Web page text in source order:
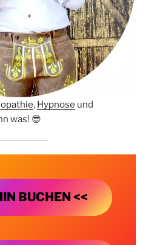
, Hypnose und
was! 😎
BUCHEN <<